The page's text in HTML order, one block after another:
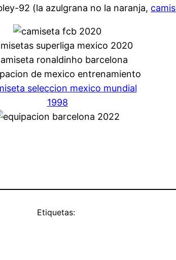
92 (la azulgrana no la naranja,
Etiquetas: